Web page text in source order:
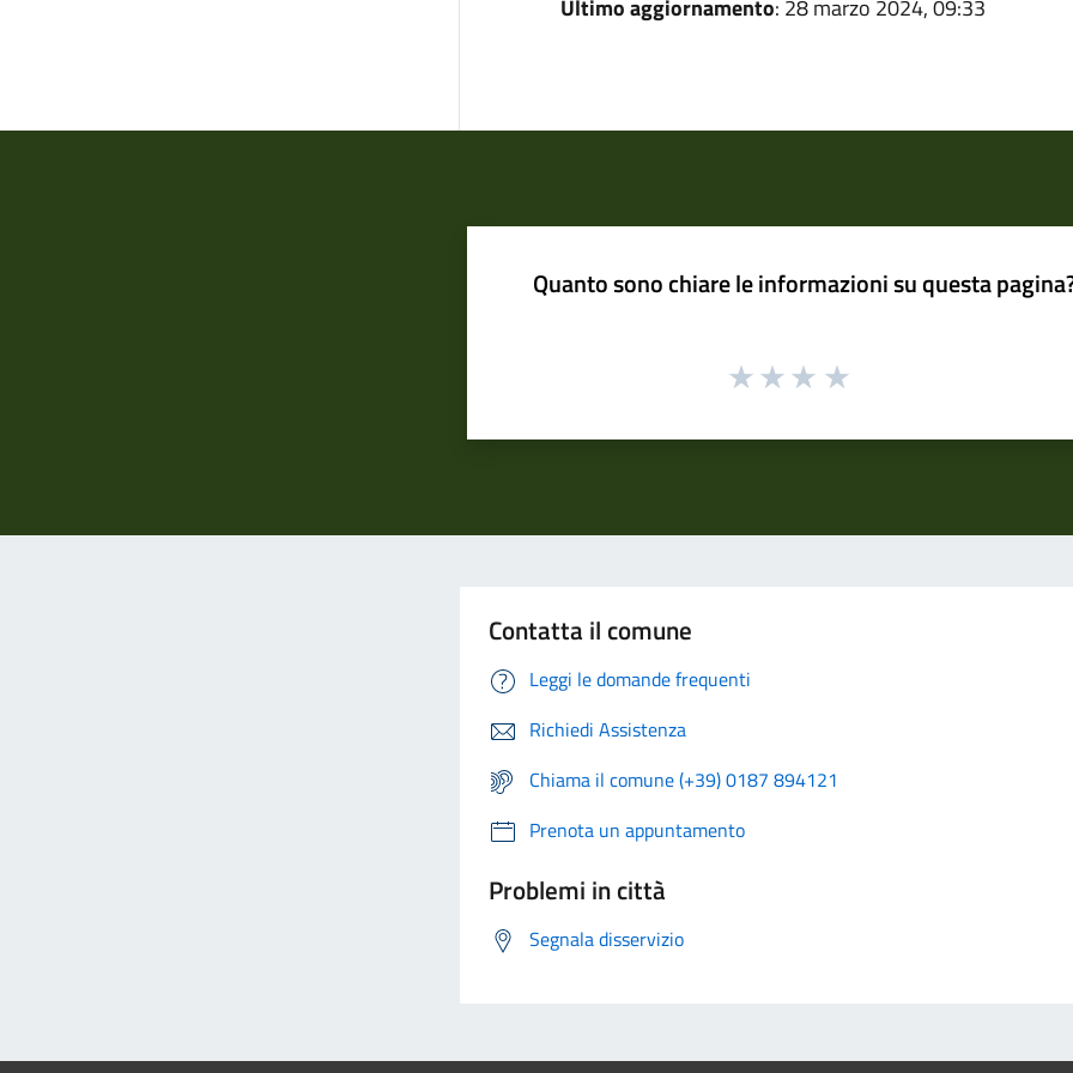
Ultimo aggiornamento: 28 marzo 2024, 09:33
Quanto sono chiare le informazioni su questa
Contatta il comune
Leggi le domande frequenti
Richiedi Assistenza
Chiama il comune (+39) 0187 894121
Prenota un appuntamento
Problemi in città
Segnala disservizio